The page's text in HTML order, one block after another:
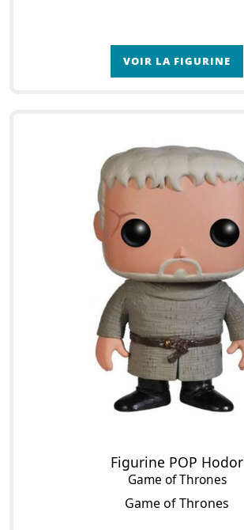
VOIR LA FIGURINE
Figurine POP Hodor
Game of Thrones
Game of Thrones